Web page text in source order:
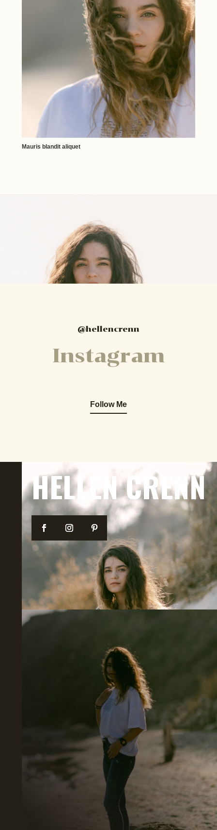
Mauris blandit aliquet
@hellencrenn
Instagram
Follow Me
HELLEN CRENN